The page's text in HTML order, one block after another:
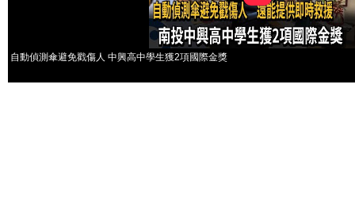
自動偵測傘避免戳傷人 中興高中學生獲2項國際金獎